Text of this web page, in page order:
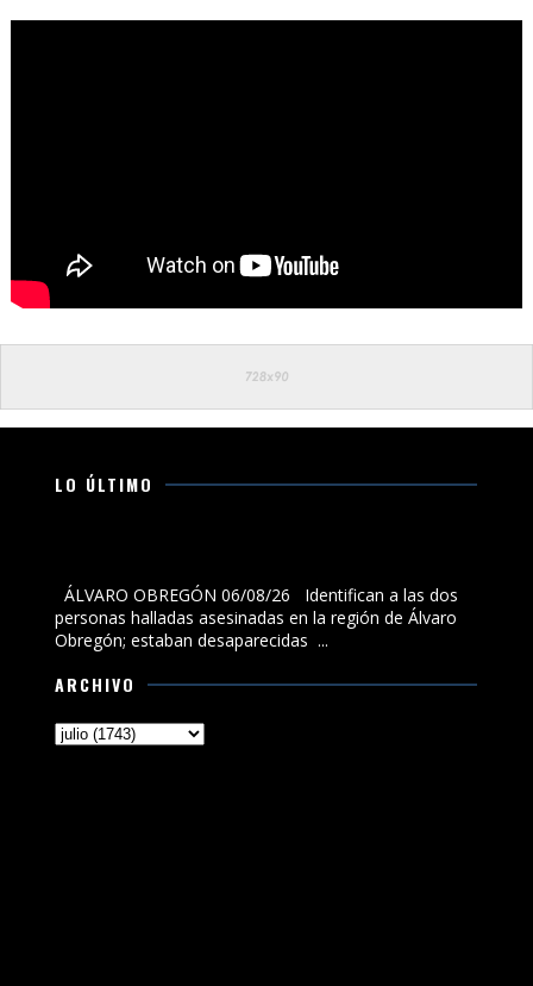
LO ÚLTIMO
ÁLVARO OBREGÓN 06/08/26 Identifican a las dos
personas halladas asesinadas en la región de Álvaro
Obregón; estaban desaparecidas ...
ARCHIVO